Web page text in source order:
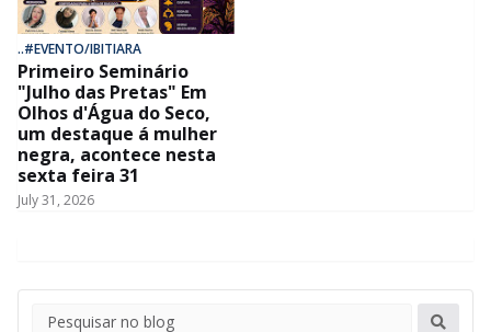
..#EVENTO/IBITIARA
Primeiro Seminário
"Julho das Pretas" Em
Olhos d'Água do Seco,
um destaque á mulher
negra, acontece nesta
sexta feira 31
July 31, 2026